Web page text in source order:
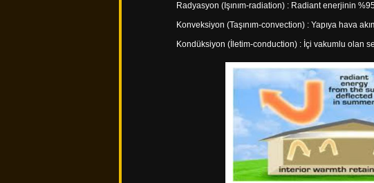
Radyasyon (Işınım-radiation) : Radiant enerjinin
Konveksiyon (Taşınım-convection) : Yapıya hava
Kondüksiyon (İletim-conduction) : İçi vakumlu olan